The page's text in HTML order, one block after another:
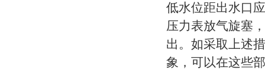
低水位距出水口
压力表放气旋塞
出。如采取上述
象，可以在这些